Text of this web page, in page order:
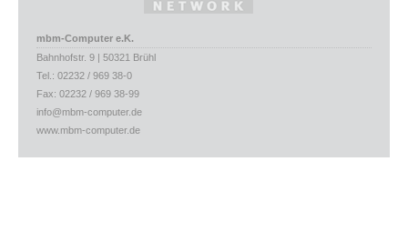
mbm-Computer e.K.
Bahnhofstr. 9 | 50321 Brühl
Tel.: 02232 / 969 38-0
Fax: 02232 / 969 38-99
info@mbm-computer.de
www.mbm-computer.de